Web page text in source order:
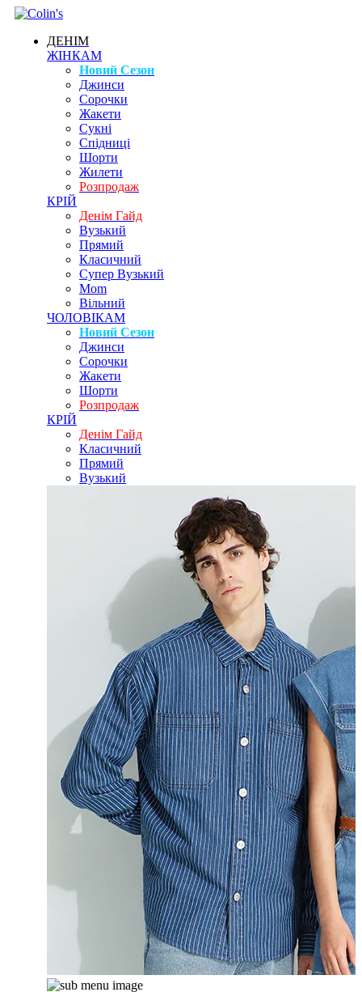
ДЕНІМ
ЖІНКАМ
Новий Сезон
Джинси
Сорочки
Жакети
Сукні
Спідниці
Шорти
Жилети
Розпродаж
КРІЙ
Денім Гайд
Вузький
Прямий
Класичний
Супер Вузький
Mom
Вільний
ЧОЛОВІКАМ
Новий Сезон
Джинси
Сорочки
Жакети
Шорти
Розпродаж
КРІЙ
Денім Гайд
Класичний
Прямий
Вузький